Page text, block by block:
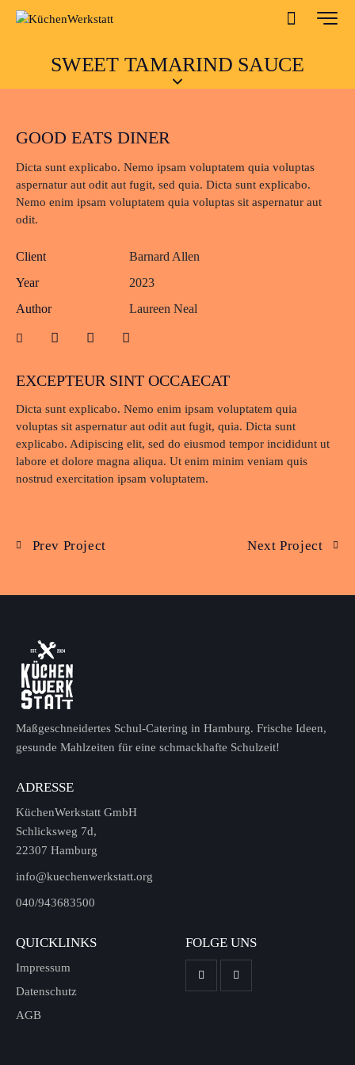
SWEET TAMARIND SAUCE
GOOD EATS DINER
Dicta sunt explicabo. Nemo ipsam voluptatem quia voluptas
aspernatur aut odit aut fugit, sed quia. Dicta sunt explicabo.
Nemo enim ipsam voluptatem quia voluptas sit aspernatur aut
odit.
Client
Barnard Allen
Year
2023
Author
Laureen Neal
EXCEPTEUR SINT OCCAECAT
Dicta sunt explicabo. Nemo enim ipsam voluptatem quia
voluptas sit aspernatur aut odit aut fugit, quia. Dicta sunt
explicabo. Adipiscing elit, sed do eiusmod tempor incididunt ut
labore et dolore magna aliqua. Ut enim minim veniam quis
nostrud exercitation ipsam voluptatem.
Prev Project Next Project
Maßgeschneidertes Schul-Catering in Hamburg. Frische Ideen,
gesunde Mahlzeiten für eine schmackhafte Schulzeit!
ADRESSE
KüchenWerkstatt GmbH
Schlicksweg 7d,
22307 Hamburg
info@kuechenwerkstatt.org
040/943683500
QUICKLINKS
Impressum
Datenschutz
AGB
FOLGE UNS